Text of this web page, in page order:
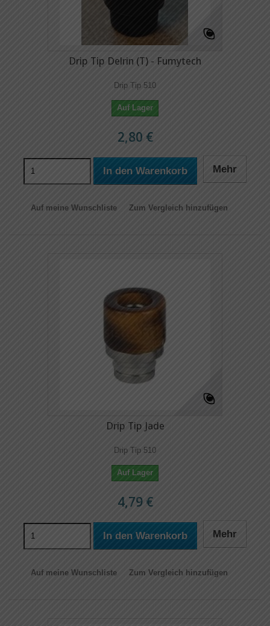
Drip Tip Delrin (T) - Fumytech
Drip Tip 510
Auf Lager
2,80 €
In den Warenkorb Mehr
Auf meine Wunschliste Zum Vergleich hinzufügen
Drip Tip Jade
Drip Tip 510
Auf Lager
4,79 €
In den Warenkorb Mehr
Auf meine Wunschliste Zum Vergleich hinzufügen